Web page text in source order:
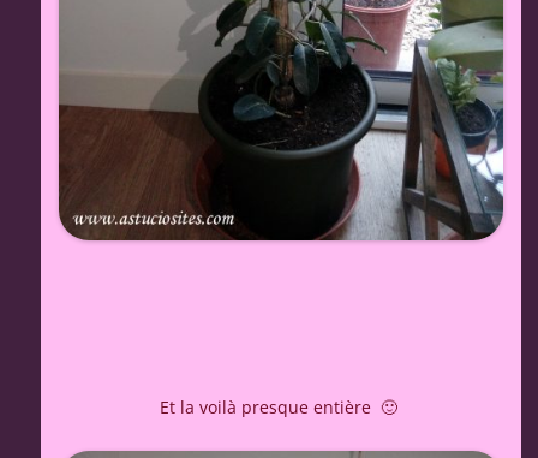
Et la voilà presque entière 🙂